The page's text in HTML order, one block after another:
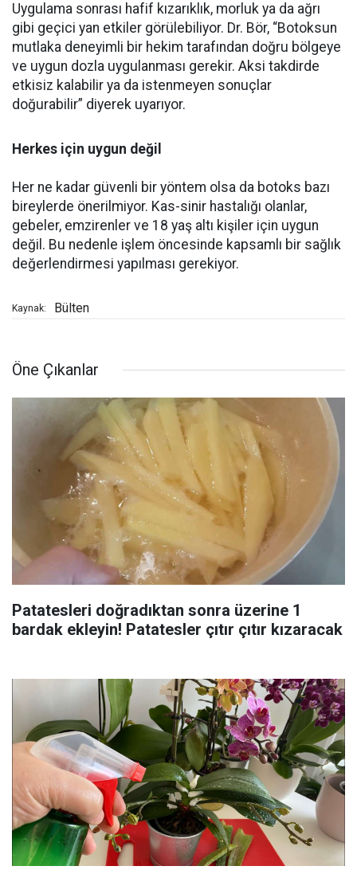
Uygulama sonrası hafif kızarıklık, morluk ya da ağrı
gibi geçici yan etkiler görülebiliyor. Dr. Bör, “Botoksun
mutlaka deneyimli bir hekim tarafından doğru bölgeye
ve uygun dozla uygulanması gerekir. Aksi takdirde
etkisiz kalabilir ya da istenmeyen sonuçlar
doğurabilir” diyerek uyarıyor.
Herkes için uygun değil
Her ne kadar güvenli bir yöntem olsa da botoks bazı
bireylerde önerilmiyor. Kas-sinir hastalığı olanlar,
gebeler, emzirenler ve 18 yaş altı kişiler için uygun
değil. Bu nedenle işlem öncesinde kapsamlı bir sağlık
değerlendirmesi yapılması gerekiyor.
Kaynak: Bülten
Öne Çıkanlar
Patatesleri doğradıktan sonra üzerine 1
bardak ekleyin! Patatesler çıtır çıtır kızaracak